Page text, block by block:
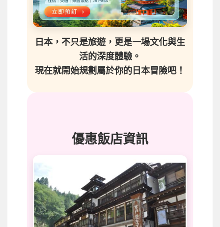
日本，不只是旅遊，更是一場文化與生
活的深度體驗。
現在就開始規劃屬於你的日本冒險吧！
優惠飯店資訊